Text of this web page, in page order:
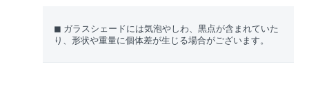
◼︎ ガラスシェードには気泡やしわ、黒点が含まれていた
り、形状や重量に個体差が生じる場合がございます。